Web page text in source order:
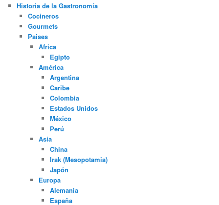
Historia de la Gastronomía
Cocineros
Gourmets
Paises
Africa
Egipto
América
Argentina
Caribe
Colombia
Estados Unidos
México
Perú
Asia
China
Irak (Mesopotamia)
Japón
Europa
Alemania
España